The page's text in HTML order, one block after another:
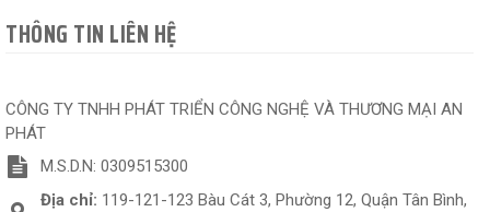
THÔNG TIN LIÊN HỆ
CÔNG TY TNHH PHÁT TRIỂN CÔNG NGHỆ VÀ THƯƠNG MẠI AN
PHÁT
M.S.D.N: 0309515300
Địa chỉ: 119-121-123 Bàu Cát 3, Phường 12, Quận Tân Bình,